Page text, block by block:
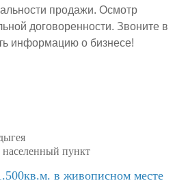
продажи. Осмотр
договоренности. Звоните в
информацию о бизнесе!
пункт
в живописном месте